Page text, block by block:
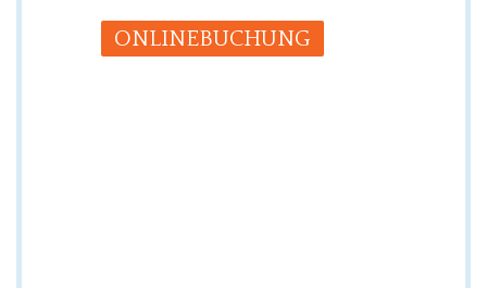
ONLINE­BUCHUNG